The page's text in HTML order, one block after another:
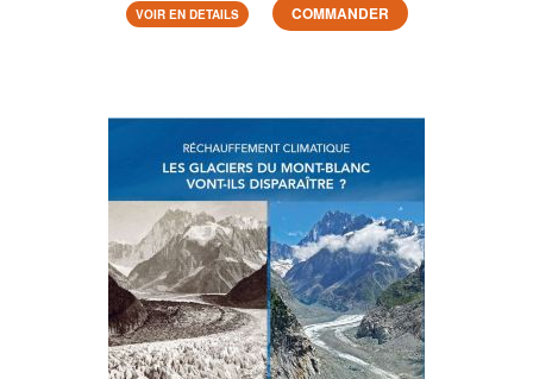
VOIR EN DETAILS COMMANDER